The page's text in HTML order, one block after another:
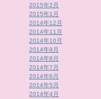
2015年2月
2015年1月
2014年12月
2014年11月
2014年10月
2014年9月
2014年8月
2014年7月
2014年6月
2014年5月
2014年4月